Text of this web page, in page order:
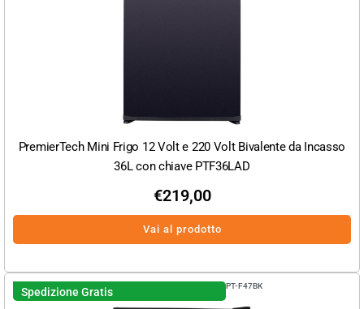
PremierTech Mini Frigo 12 Volt e 220 Volt Bivalente da Incasso
36L con chiave PTF36LAD
€219,00
Vai al prodotto
Spedizione Gratis PT-F47BK